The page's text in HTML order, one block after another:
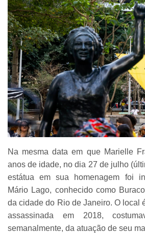
Na mesma data em que Marielle
anos de idade, no dia 27 de julho
estátua em sua homenagem foi
Mário Lago, conhecido como
da cidade do Rio de Janeiro. O local
assassinada em 2018,
semanalmente, da atuação de seu